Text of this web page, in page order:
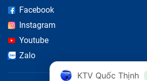
Có nhiều nguyên nhân khiến màn
Bảo Hành One thay màn
Surface SE (đã tính công)
Facebook
Instagram
Youtube
Zalo
KTV Quốc Thịnh